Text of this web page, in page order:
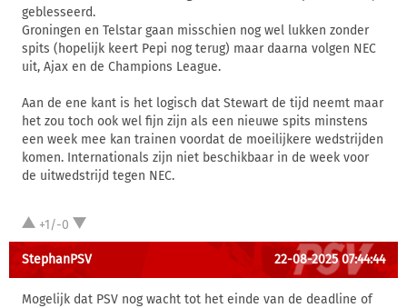
geblesseerd.
Groningen en Telstar gaan misschien nog wel lukken zonder
spits (hopelijk keert Pepi nog terug) maar daarna volgen NEC
uit, Ajax en de Champions League.
Aan de ene kant is het logisch dat Stewart de tijd neemt maar
het zou toch ook wel fijn zijn als een nieuwe spits minstens
een week mee kan trainen voordat de moeilijkere wedstrijden
komen. Internationals zijn niet beschikbaar in de week voor
de uitwedstrijd tegen NEC.
+1/-0
StephanPSV 22-08-2025 07:44:44
Mogelijk dat PSV nog wacht tot het einde van de deadline of